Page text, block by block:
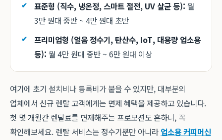
표준형 (직수, 냉온정, 스마트 절전, UV 살균 등): 월
3만 원대 중반 ~ 4만 원대 초반
프리미엄형 (얼음 정수기, 탄산수, IoT, 대용량 업소용
등): 월 4만 원대 중반 ~ 6만 원대 이상
여기에 초기 설치비나 등록비가 붙을 수 있지만, 대부분의
업체에서 신규 렌탈 고객에게는 면제 혜택을 제공하고 있습니다.
첫 몇 개월간 렌탈료를 면제해주는 프로모션도 흔하니, 꼭
확인해보세요. 렌탈 서비스는 정수기뿐만 아니라 업소용 커피머신